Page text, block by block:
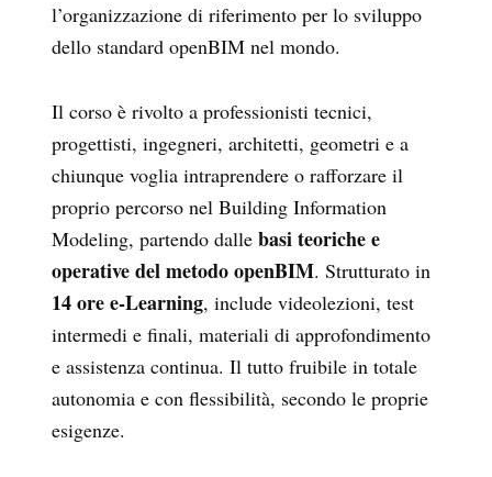
l’organizzazione di riferimento per lo sviluppo
dello standard openBIM nel mondo.
Il corso è rivolto a professionisti tecnici,
progettisti, ingegneri, architetti, geometri e a
chiunque voglia intraprendere o rafforzare il
proprio percorso nel Building Information
Modeling, partendo dalle basi teoriche e
operative del metodo openBIM. Strutturato in
14 ore e-Learning, include videolezioni, test
intermedi e finali, materiali di approfondimento
e assistenza continua. Il tutto fruibile in totale
autonomia e con flessibilità, secondo le proprie
esigenze.